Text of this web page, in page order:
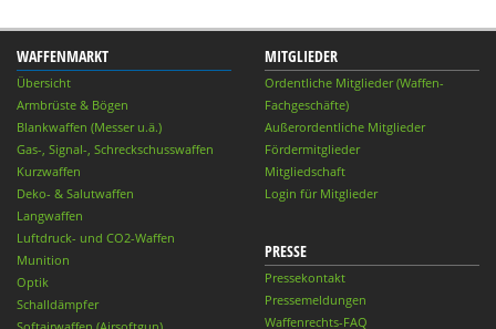
WAFFENMARKT
Übersicht
Armbrüste & Bögen
Blankwaffen (Messer u.ä.)
Gas-, Signal-, Schreckschusswaffen
Kurzwaffen
Deko- & Salutwaffen
Langwaffen
Luftdruck- und CO2-Waffen
Munition
Optik
Schalldämpfer
MITGLIEDER
Ordentliche Mitglieder (Waffen-
Fachgeschäfte)
Außerordentliche Mitglieder
Fördermitglieder
Mitgliedschaft
Login für Mitglieder
PRESSE
Pressekontakt
Pressemeldungen
Waffenrechts-FAQ